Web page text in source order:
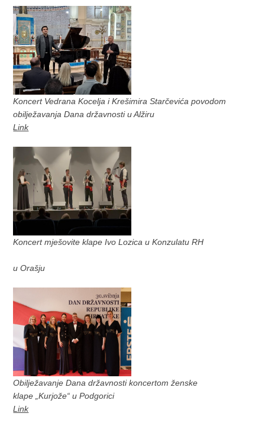
Koncert Vedrana Kocelja i Krešimira Starčevića povodom
obilježavanja Dana državnosti u Alžiru
Link
Koncert mješovite klape Ivo Lozica u Konzulatu RH
u Orašju
Obilježavanje Dana državnosti koncertom ženske
klape „Kurjože“ u Podgorici
Link